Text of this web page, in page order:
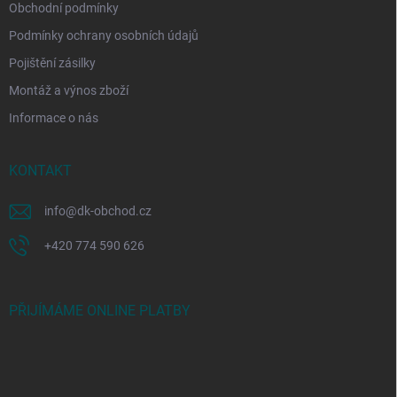
Obchodní podmínky
Podmínky ochrany osobních údajů
Pojištění zásilky
Montáž a výnos zboží
Informace o nás
KONTAKT
info@dk-obchod.cz
+420 774 590 626
PŘIJÍMÁME ONLINE PLATBY